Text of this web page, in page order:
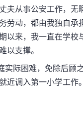
夫从事公安工作，无
劳动，都由我独自承
以来，我一直在学校
以支撑。
际困难，免除后顾
近调入第一小学工作